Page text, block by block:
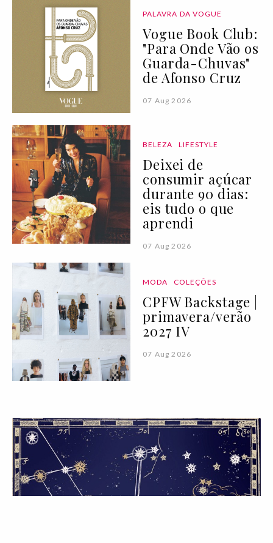
PALAVRA DA VOGUE
Vogue Book Club:
"Para Onde Vão os
Guarda-Chuvas"
de Afonso Cruz
07 Aug 2026
BELEZA LIFESTYLE
Deixei de
consumir açúcar
durante 90 dias:
eis tudo o que
aprendi
07 Aug 2026
MODA COLEÇÕES
CPFW Backstage |
primavera/verão
2027 IV
07 Aug 2026